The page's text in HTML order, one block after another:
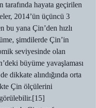
tarafında hayata geçirilen
2014’ün üçüncü 3
bu yana Çin’den hızlı
şimdilerde Çin’in
seviyesinde olan
büyüme yavaşlaması
dikkate alındığında orta
Çin ölçülerini